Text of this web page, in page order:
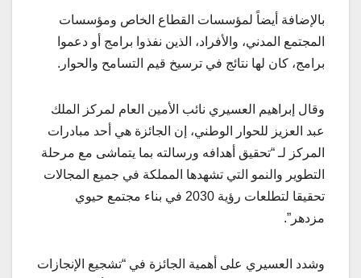
بالإضافة أيضاً لمؤسسات القطاع الخاص ومؤسسات
المجتمع المدني، والأفراد، الذين نفذوا برامج أو دعموا
برامج، كان لها نتائج في ترسيخ قيم التسامح والحوار.
وقال إبراهيم العسيري نائب الأمين العام لمركز الملك
عبد العزيز للحوار الوطني، إن الجائزة هي أحد مبادرات
المركز لـ “تحقيق أهدافه ورسالته بما يتماشى مع مرحلة
التطوير والنمو التي تشهدها المملكة في جميع المجالات
تحقيقا لتطلعات رؤية 2030 في بناء مجتمع حيوي
مزدهر”.
وشدد العسيري على أهمية الجائزة في “تشجيع الإنجازات